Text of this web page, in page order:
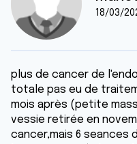
18/03/
plus de cancer de
totale pas eu de
mois après (petite
vessie retirée en
cancer,mais 6 seances